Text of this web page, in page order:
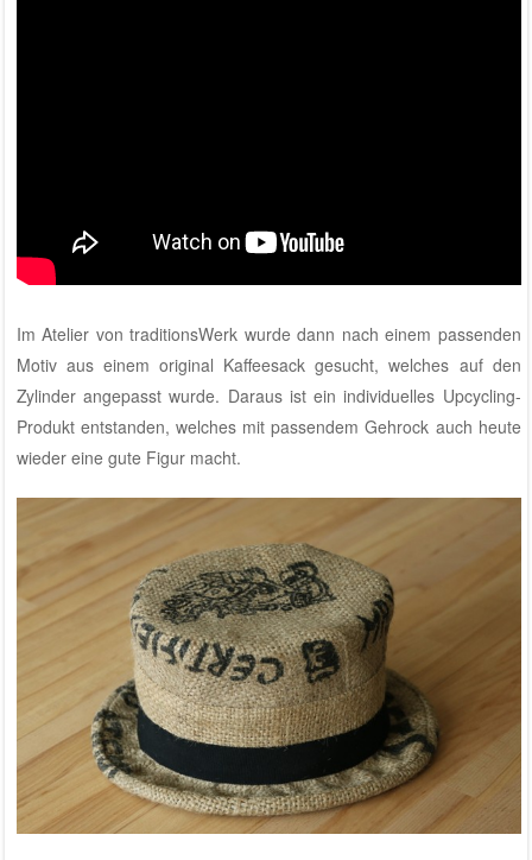
ImAtelier von traditionsWerk wurde dann nach einem passenden
Motiv aus einem original Kaffeesack gesucht, welches auf den
Zylinder angepasst wurde. Daraus ist ein individuelles Upcycling-
Produkt entstanden, welches mit passendem Gehrock auch heute
wieder eine gute Figur macht.